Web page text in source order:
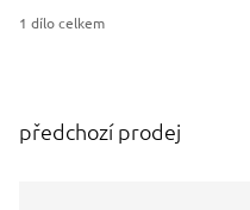
1 dílo celkem
předchozí prodej